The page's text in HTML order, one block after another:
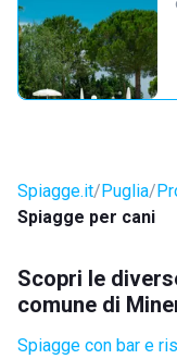
Spiagge.it Puglia
Spiagge per cani
Scopri le
comune di
Spiagge con bar e